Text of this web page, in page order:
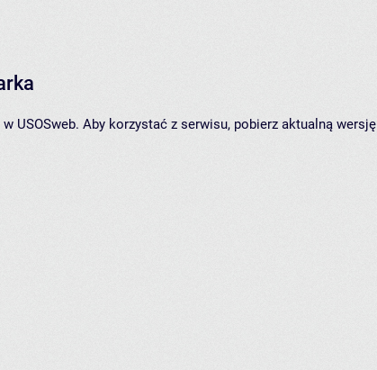
USOSweb. Aby korzystać z serwisu, pobierz aktualną wersję